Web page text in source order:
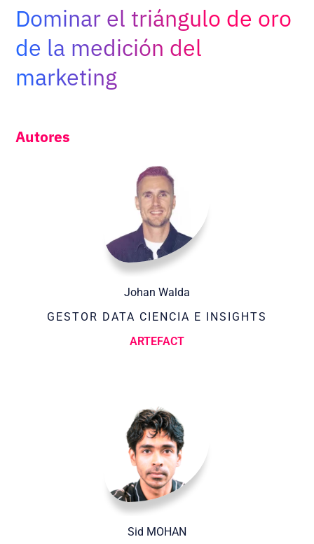
Adopt AI
ES
Dominar el triángulo de oro
de la medición del
marketing
Autores
Johan Walda
GESTOR DATA CIENCIA E INSIGHTS
ARTEFACT
Sid MOHAN